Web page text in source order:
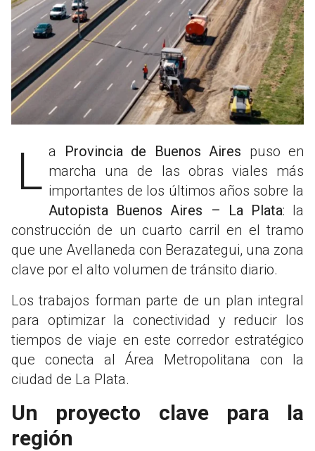
La Provincia de Buenos Aires puso en
marcha una de las obras viales más
importantes de los últimos años sobre la
Autopista Buenos Aires – La Plata: la
construcción de un cuarto carril en el tramo
que une Avellaneda con Berazategui, una zona
clave por el alto volumen de tránsito diario.
Los trabajos forman parte de un plan integral
para optimizar la conectividad y reducir los
tiempos de viaje en este corredor estratégico
que conecta al Área Metropolitana con la
ciudad de La Plata.
Un proyecto clave para la
región